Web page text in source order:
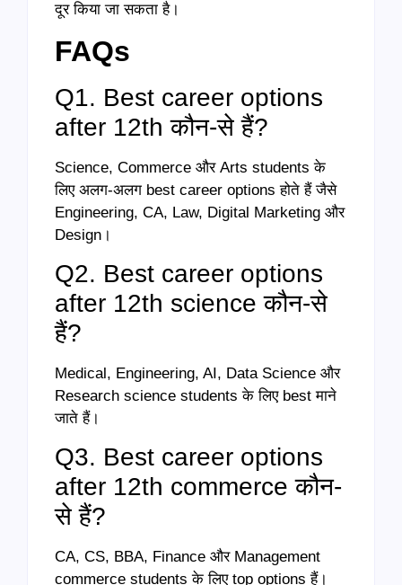
दूर किया जा सकता है।
FAQs
Q1. Best career options
after 12th कौन-से हैं?
Science, Commerce और Arts students के
लिए अलग-अलग best career options होते हैं जैसे
Engineering, CA, Law, Digital Marketing और
Design।
Q2. Best career options
after 12th science कौन-से
हैं?
Medical, Engineering, AI, Data Science और
Research science students के लिए best माने
जाते हैं।
Q3. Best career options
after 12th commerce कौन-
से हैं?
CA, CS, BBA, Finance और Management
commerce students के लिए top options हैं।